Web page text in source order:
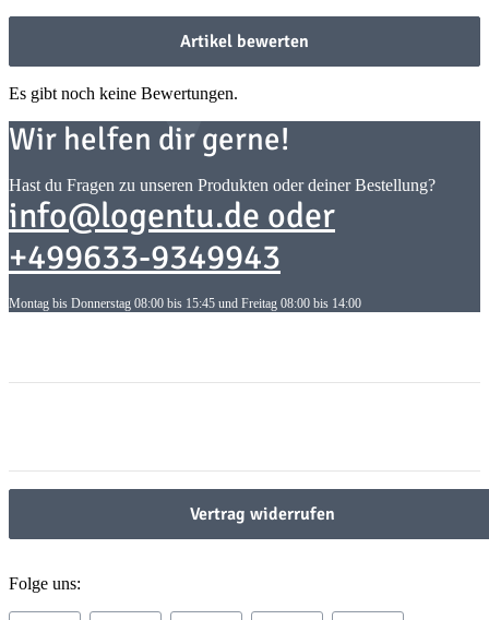
Artikel bewerten
Es gibt noch keine Bewertungen.
Wir helfen dir gerne!
Hast du Fragen zu unseren Produkten oder deiner Bestellung?
info@logentu.de oder
+499633-9349943
Montag bis Donnerstag 08:00 bis 15:45 und Freitag 08:00 bis 14:00
Vertrag widerrufen
Folge uns: